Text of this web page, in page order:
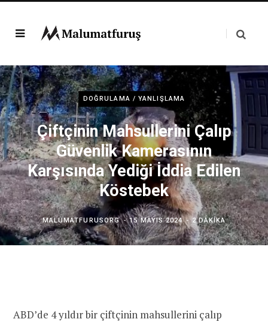
DOĞRULAMA / YANLIŞLAMA
Çiftçinin Mahsullerini Çalıp
Güvenlik Kamerasının
Karşısında Yediği İddia Edilen
Köstebek
MALUMATFURUSORG 15 MAYIS 2024 2 DAKIKA
ABD’de 4 yıldır bir çiftçinin mahsullerini çalıp